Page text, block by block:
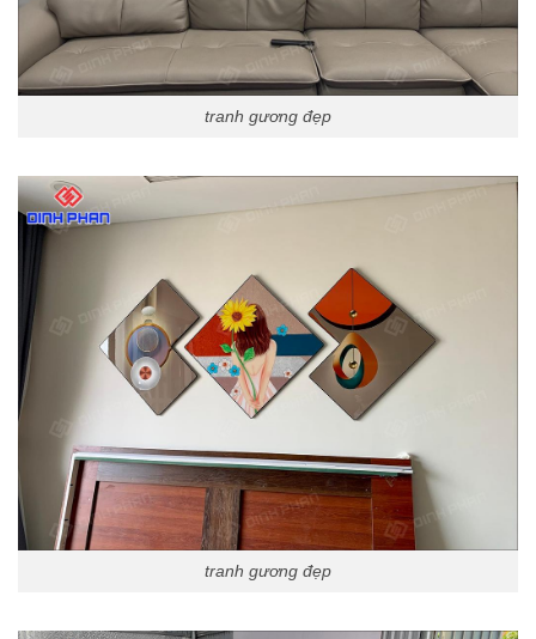
tranh gương đẹp
tranh gương đẹp